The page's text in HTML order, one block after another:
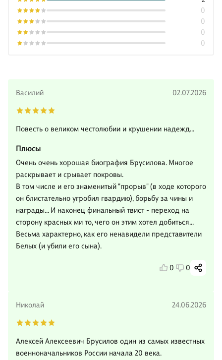
0
0
0
0
Василий 02.07.2026
Повесть о великом честолюбии и крушении надежд...
Плюсы
Очень очень хорошая биография Брусилова. Многое
раскрывает и срывает покровы.
В том числе и его знаменитый "прорыв" (в ходе которого
он блистательно угробил гвардию), борьбу за чины и
награды... И наконец финальный твист - переход на
сторону красных ми то, чего он этим хотел добиться...
Весьма характерно, как его ненавидели представители
Белых (и убили его сына).
0 0
Николай 24.06.2026
Алексей Алексеевич Брусилов один из самых известных
военноначальников России начала 20 века.